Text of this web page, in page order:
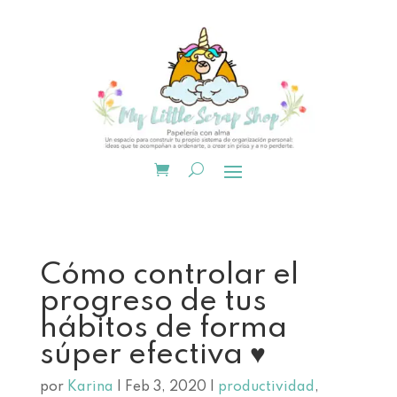
Cómo controlar el
progreso de tus
hábitos de forma
súper efectiva ♥
por Karina Feb 3, 2020 productividad ,